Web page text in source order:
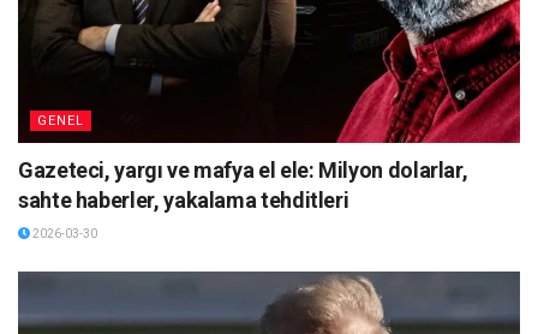
GENEL
Gazeteci, yargı ve mafya el ele: Milyon dolarlar,
sahte haberler, yakalama tehditleri
2026-03-30